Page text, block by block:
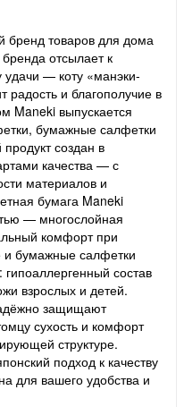
товаров для дома
отсылает к
— коту «манэки-
радость и благополучие в
Maneki выпускается
бумажные салфетки
создан в
качества — с
материалов и
бумага Maneki
— многослойная
комфорт при
бумажные салфетки
состав
взрослых и детей.
защищают
сухость и комфорт
структуре.
подход к качеству
для вашего удобства и